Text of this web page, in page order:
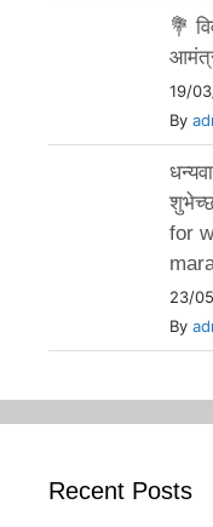
💐
19/
By
for
23/
By
Recent Posts